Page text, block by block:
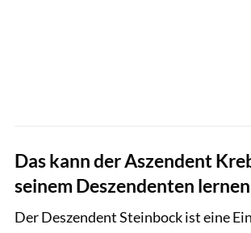
Das kann der Aszendent
seinem Deszendenten lernen
Der Deszendent Steinbock ist eine